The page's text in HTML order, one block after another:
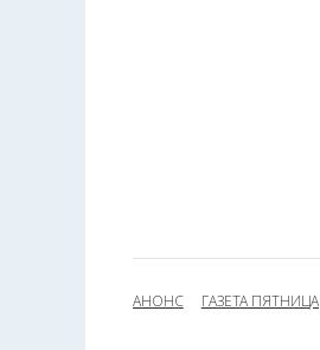
АНОНС ГАЗЕТА ПЯТНИЦА